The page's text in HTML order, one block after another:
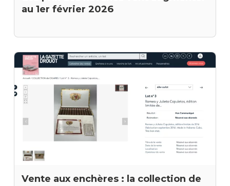
au 1er février 2026
Vente aux enchères : la collection de